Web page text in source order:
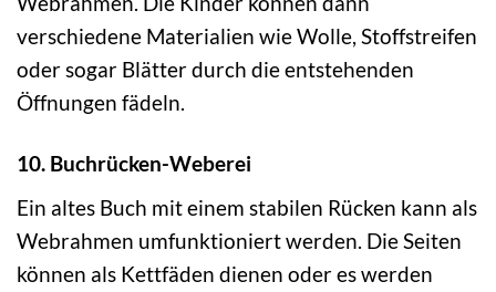
verschiedene Materialien wie Wolle, Stoffstreifen
oder sogar Blätter durch die entstehenden
Öffnungen fädeln.
10. Buchrücken-Weberei
Ein altes Buch mit einem stabilen Rücken kann als
Webrahmen umfunktioniert werden. Die Seiten
können als Kettfäden dienen oder es werden